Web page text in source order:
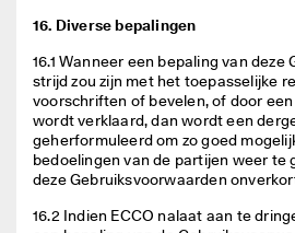
16. Diverse bepalingen
16.1 Wanneer een bepaling van
strijd zou zijn met het toepasselijke
voorschriften of bevelen, of door
wordt verklaard, dan wordt een
geherformuleerd om zo goed
bedoelingen van de partijen weer te
deze Gebruiksvoorwaarden
16.2 Indien ECCO nalaat aan te